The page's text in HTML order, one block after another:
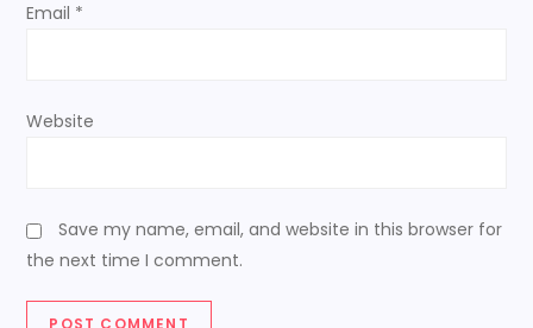
Email *
Website
Save my name, email, and website in this browser for
the next time I comment.